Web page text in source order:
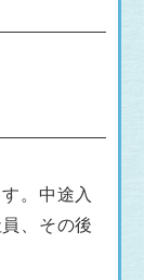
。中途入
、その後